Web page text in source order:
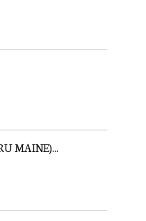
MAINE)...